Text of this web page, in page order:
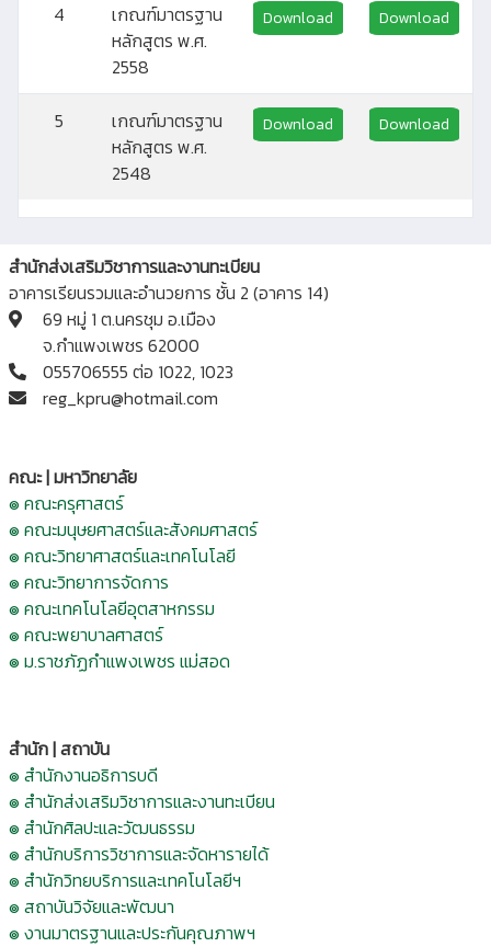
4
เกณฑ์มาตรฐาน
หลักสูตร พ.ศ.
2558
Download Download
5
เกณฑ์มาตรฐาน
หลักสูตร พ.ศ.
2548
Download Download
สำนักส่งเสริมวิชาการและงานทะเบียน
อาคารเรียนรวมและอำนวยการ ชั้น 2 (อาคาร 14)
69 หมู่ 1 ต.นครชุม อ.เมือง
จ.กำแพงเพชร 62000
055706555 ต่อ 1022, 1023
reg_kpru@hotmail.com
คณะ | มหาวิทยาลัย
๏ คณะครุศาสตร์
๏ คณะมนุษยศาสตร์และสังคมศาสตร์
๏ คณะวิทยาศาสตร์และเทคโนโลยี
๏ คณะวิทยาการจัดการ
๏ คณะเทคโนโลยีอุตสาหกรรม
๏ คณะพยาบาลศาสตร์
๏ ม.ราชภัฏกำแพงเพชร แม่สอด
สำนัก | สถาบัน
๏ สำนักงานอธิการบดี
๏ สำนักส่งเสริมวิชาการและงานทะเบียน
๏ สำนักศิลปะและวัฒนธรรม
๏ สำนักบริการวิชาการและจัดหารายได้
๏ สำนักวิทยบริการและเทคโนโลยีฯ
๏ สถาบันวิจัยและพัฒนา
๏ งานมาตรฐานและประกันคุณภาพฯ